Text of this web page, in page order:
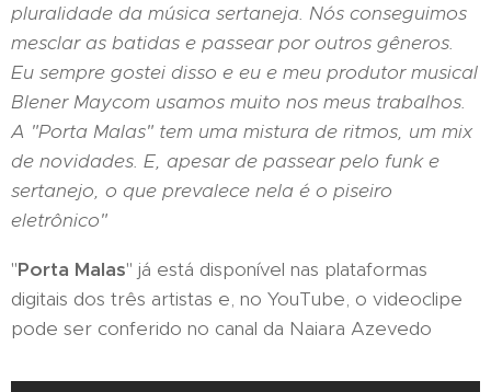
pluralidade da música sertaneja. Nós conseguimos
mesclar as batidas e passear por outros gêneros.
Eu sempre gostei disso e eu e meu produtor musical
Blener Maycom usamos muito nos meus trabalhos.
A "Porta Malas" tem uma mistura de ritmos, um mix
de novidades. E, apesar de passear pelo funk e
sertanejo, o que prevalece nela é o piseiro
eletrônico"
"Porta Malas" já está disponível nas plataformas
digitais dos três artistas e, no YouTube, o videoclipe
pode ser conferido no canal da Naiara Azevedo